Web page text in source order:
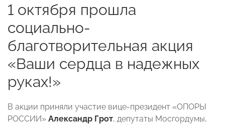
1 октября прошла
социально-
благотворительная акция
«Ваши сердца в надежных
руках!»
В акции приняли участие вице-президент «ОПОРЫ
РОССИИ» Александр Грот, депутаты Мосгордумы,